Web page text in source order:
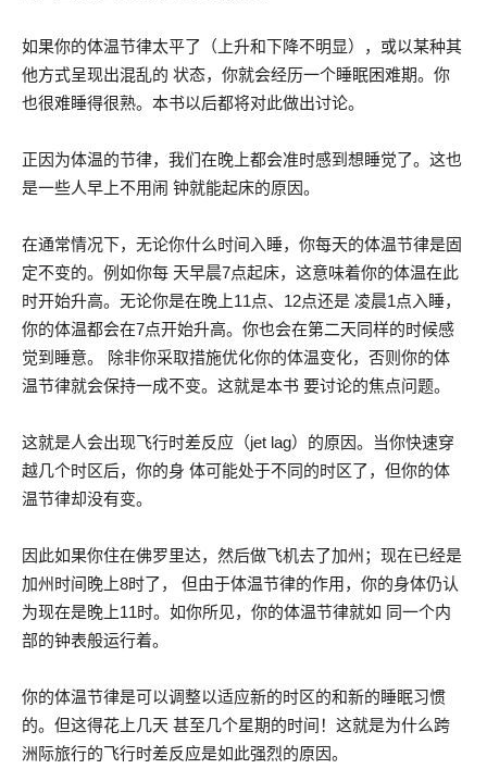
如果你的体温节律太平了（上升和下降不明显），或以某种其
他方式呈现出混乱的 状态，你就会经历一个睡眠困难期。你
也很难睡得很熟。本书以后都将对此做出讨论。
正因为体温的节律，我们在晚上都会准时感到想睡觉了。这也
是一些人早上不用闹 钟就能起床的原因。
在通常情况下，无论你什么时间入睡，你每天的体温节律是固
定不变的。例如你每 天早晨7点起床，这意味着你的体温在此
时开始升高。无论你是在晚上11点、12点还是 凌晨1点入睡，
你的体温都会在7点开始升高。你也会在第二天同样的时候感
觉到睡意。 除非你采取措施优化你的体温变化，否则你的体
温节律就会保持一成不变。这就是本书 要讨论的焦点问题。
这就是人会出现飞行时差反应（jet lag）的原因。当你快速穿
越几个时区后，你的身 体可能处于不同的时区了，但你的体
温节律却没有变。
因此如果你住在佛罗里达，然后做飞机去了加州；现在已经是
加州时间晚上8时了， 但由于体温节律的作用，你的身体仍认
为现在是晚上11时。如你所见，你的体温节律就如 同一个内
部的钟表般运行着。
你的体温节律是可以调整以适应新的时区的和新的睡眠习惯
的。但这得花上几天 甚至几个星期的时间！这就是为什么跨
洲际旅行的飞行时差反应是如此强烈的原因。